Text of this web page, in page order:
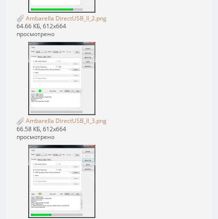
Ambarella DirectUSB_II_2.png
64.66 КБ, 612x664
просмотрено
Ambarella DirectUSB_II_3.png
66.58 КБ, 612x664
просмотрено